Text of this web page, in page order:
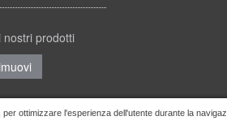
ottimizzare l'esperienza dell'utente durante la
nostri prodotti